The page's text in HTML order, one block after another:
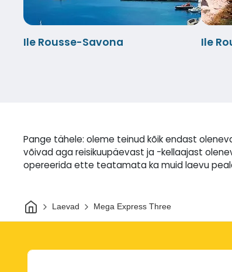
Ile Rousse-Savona Ile
Pange tähele: oleme teinud kõik endast
võivad aga reisikuupäevast ja -kellaajast
opereerida ette teatamata ka muid laevu
AvalehtLaevad Mega Express Three